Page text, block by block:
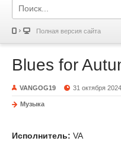
Полная версия сайта
Blues for
VANGOG19 31 октября 2024
Музыка
Исполнитель: VA